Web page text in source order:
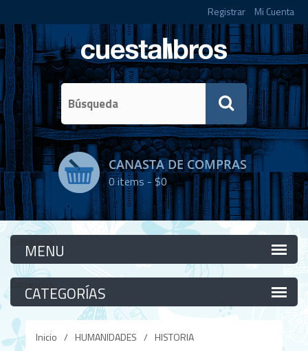
Registrar Mi Cuenta
CANASTA DE COMPRAS
0items -$0
Categorías
Categorías
Inicio / HUMANIDADES / HISTORIA